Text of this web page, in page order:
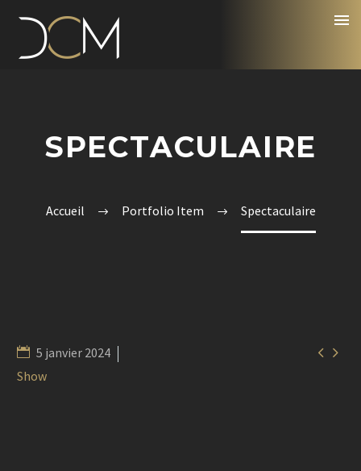
SPECTACULAIRE
Accueil Portfolio Item Spectaculaire
 
5 janvier 2024
Show